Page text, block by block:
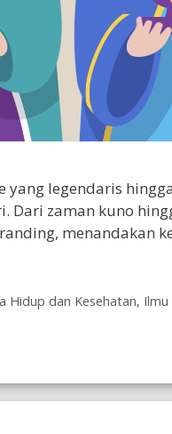
yang legendaris
Dari zaman kuno
menandakan
Hidup dan Kesehatan,